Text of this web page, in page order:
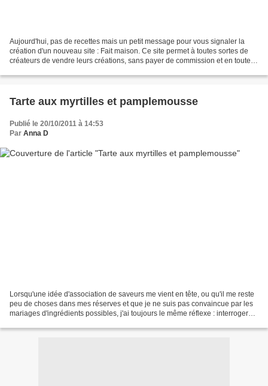
Aujourd'hui, pas de recettes mais un petit message pour vous signaler la
création d'un nouveau site : Fait maison. Ce site permet à toutes sortes de
créateurs de vendre leurs créations, sans payer de commission et en toute
Tarte aux myrtilles et pamplemousse
Publié le 20/10/2011 à 14:53
Par Anna D
Lorsqu'une idée d'association de saveurs me vient en tête, ou qu'il me reste
peu de choses dans mes réserves et que je ne suis pas convaincue par les
mariages d'ingrédients possibles, j'ai toujours le même réflexe : interroger